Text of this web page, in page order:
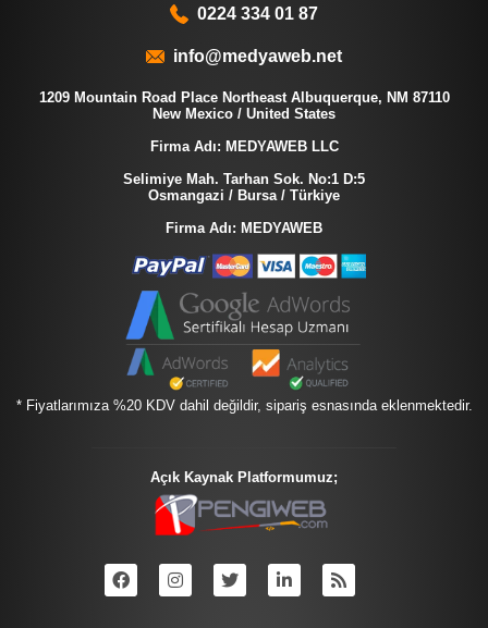
0224 334 01 87
info@medyaweb.net
1209 Mountain Road Place Northeast Albuquerque, NM 87110
New Mexico / United States
Firma Adı: MEDYAWEB LLC
Selimiye Mah. Tarhan Sok. No:1 D:5
Osmangazi / Bursa / Türkiye
Firma Adı: MEDYAWEB
* Fiyatlarımıza %20 KDV dahil değildir, sipariş esnasında eklenmektedir.
Açık Kaynak Platformumuz;